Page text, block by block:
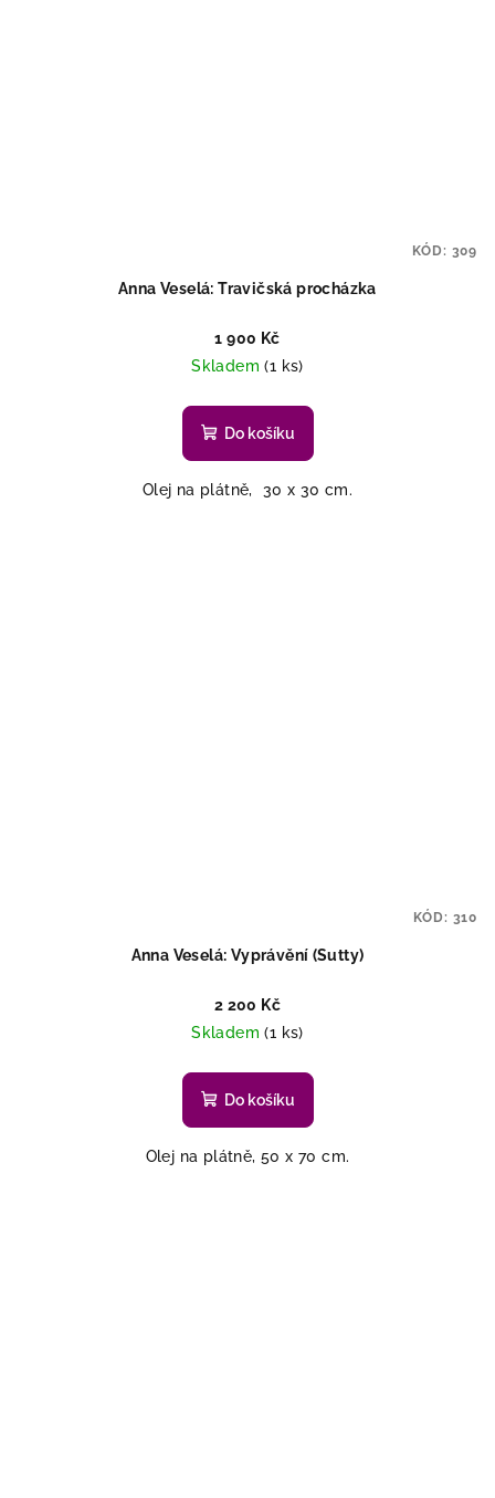
Anna Veselá: Travičská procházka
1 900 Kč
Skladem(1 ks)
Do košíku
Olej na plátně, 30 x 30 cm.
KÓD: 309
Anna Veselá: Vyprávění (Sutty)
2 200 Kč
Skladem(1 ks)
Do košíku
Olej na plátně, 50 x 70 cm.
KÓD: 310